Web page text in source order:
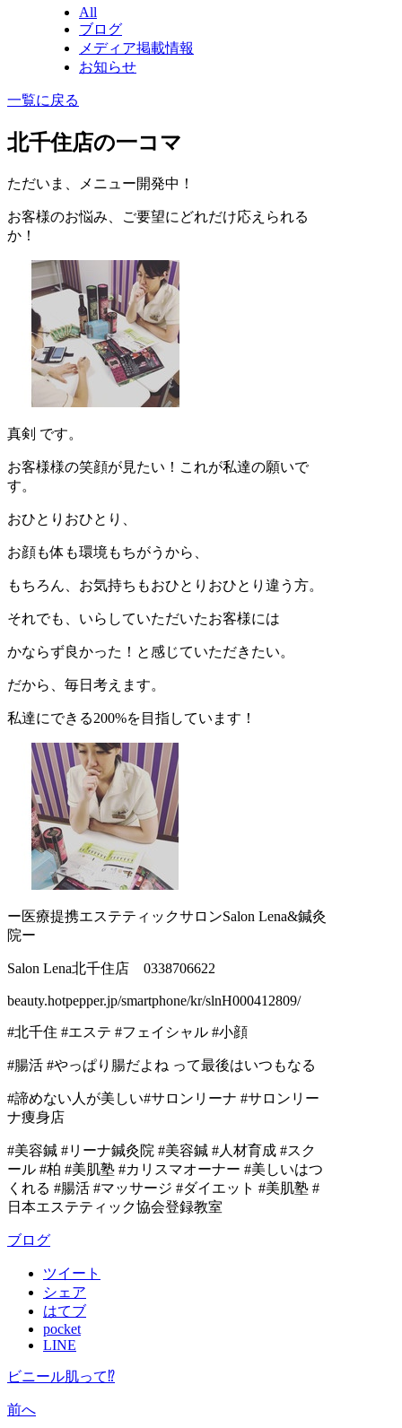
All
ブログ
メディア掲載情報
お知らせ
一覧に戻る
北千住店の一コマ
ただいま、メニュー開発中！
お客様のお悩み、ご要望にどれだけ応えられる
か！
真剣 です。
お客様様の笑顔が見たい！これが私達の願いで
す。
おひとりおひとり、
お顔も体も環境もちがうから、
もちろん、お気持ちもおひとりおひとり違う方。
それでも、いらしていただいたお客様には
かならず良かった！と感じていただきたい。
だから、毎日考えます。
私達にできる200%を目指しています！
ー医療提携エステティックサロンSalon Lena&鍼灸
院ー
Salon Lena北千住店 0338706622
beauty.hotpepper.jp/smartphone/kr/slnH000412809/
#北千住 #エステ #フェイシャル #小顔
#腸活 #やっぱり腸だよね って最後はいつもなる
#諦めない人が美しい#サロンリーナ #サロンリー
ナ痩身店
#美容鍼 #リーナ鍼灸院 #美容鍼 #人材育成 #スク
ール #柏 #美肌塾 #カリスマオーナー #美しいはつ
くれる #腸活 #マッサージ #ダイエット #美肌塾 #
日本エステティック協会登録教室
ブログ
ツイート
シェア
はてブ
pocket
LINE
ビニール肌って⁉
前へ